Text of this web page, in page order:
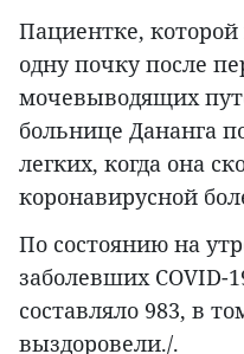
Пациентке,
одну почку после
мочевыводящих
больнице Дананга
легких, когда она
коронавирусной
По состоянию на
заболевших COVID-
составляло 983, в
выздоровели./.